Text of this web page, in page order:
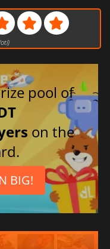
pool of
on the
BIG!